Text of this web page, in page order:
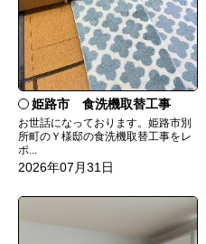
姫路市 食洗機取替工事
お世話になっております。姫路市別
所町のＹ様邸の食洗機取替工事をレ
ポ...
2026年07月31日